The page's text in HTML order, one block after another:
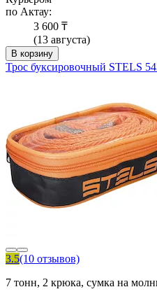
по Актау:
3 600 ₸
(13 августа)
В корзину
Трос буксировочный STELS
3.5(10 отзывов)
7 тонн, 2 крюка, сумка на